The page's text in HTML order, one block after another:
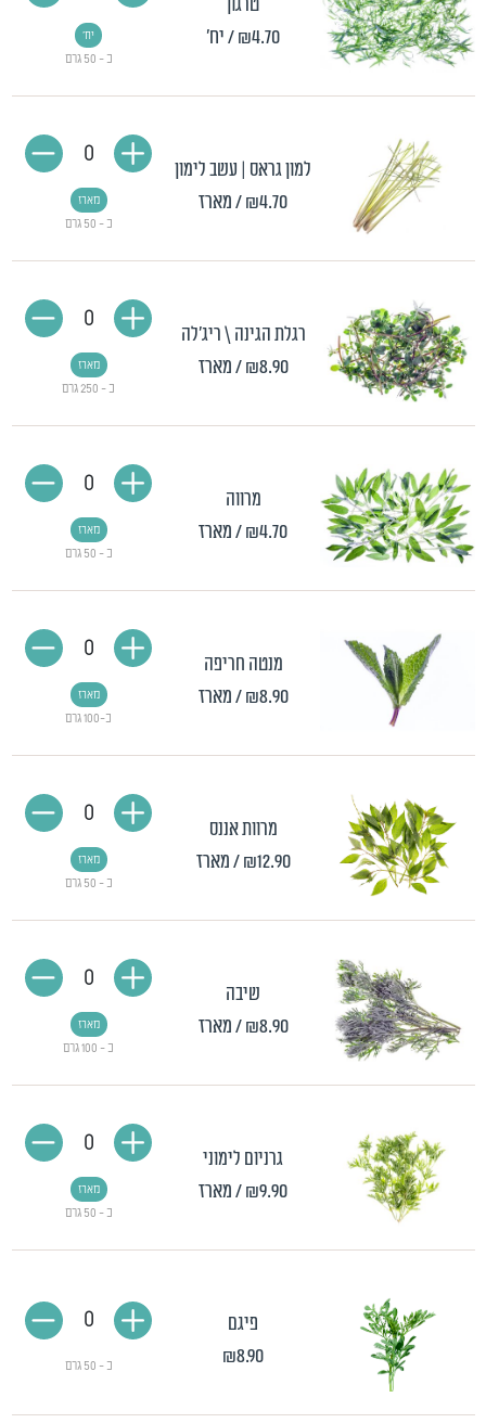
טרגון
₪4.70/ יח'
כ - 50 גרם
יח'
למון גראס | עשב לימון
₪4.70/ מארז
כ - 50 גרם
מארז
0
רגלת הגינה \ ריג'לה
₪8.90 / מארז
כ - 250 גרם
מארז
0
מרווה
₪4.70/ מארז
כ - 50 גרם
מארז
0
מנטה חריפה
₪8.90 / מארז
כ-100 גרם
מארז
0
מרוות אננס
₪12.90 / מארז
כ - 50 גרם
מארז
0
שיבה
₪8.90 / מארז
כ - 100 גרם
מארז
0
גרניום לימוני
₪9.90/ מארז
כ - 50 גרם
מארז
0
פיגם
₪8.90
כ - 50 גרם
0